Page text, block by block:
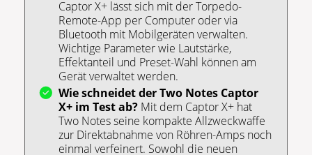
Captor X+ lässt sich mit der Torpedo-
Remote-App per Computer oder via
Bluetooth mit Mobilgeräten verwalten.
Wichtige Parameter wie Lautstärke,
Effektanteil und Preset-Wahl können am
Gerät verwaltet werden.
Wie schneidet der Two Notes Captor
X+ im Test ab? Mit dem Captor X+ hat
Two Notes seine kompakte Allzweckwaffe
zur Direktabnahme von Röhren-Amps noch
einmal verfeinert. Sowohl die neuen